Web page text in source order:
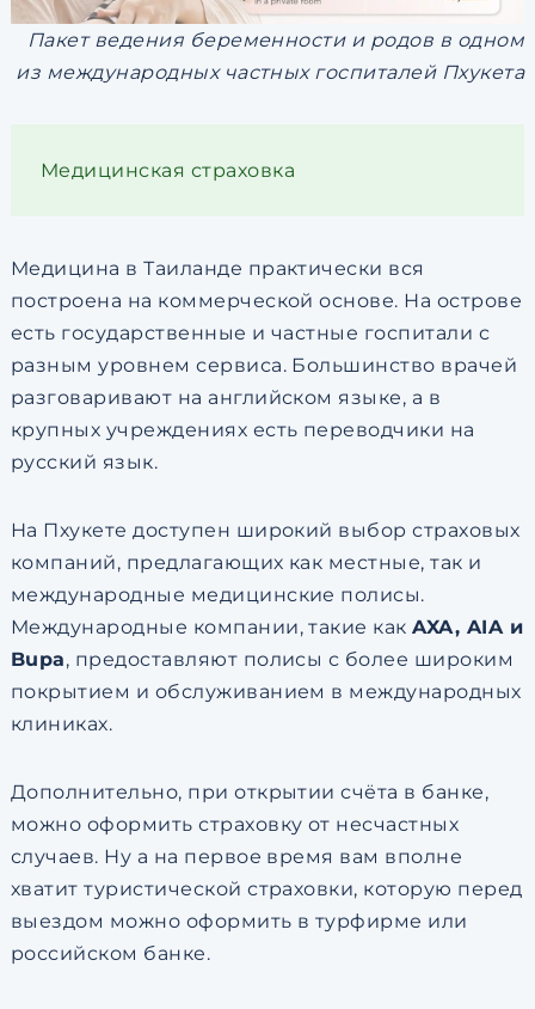
Пакет ведения беременности и родов в одном
из международных частных госпиталей Пхукета
Медицинская страховка
Медицина в Таиланде практически вся
построена на коммерческой основе. На острове
есть государственные и частные госпитали с
разным уровнем сервиса. Большинство врачей
разговаривают на английском языке, а в
крупных учреждениях есть переводчики на
русский язык.
На Пхукете доступен широкий выбор страховых
компаний, предлагающих как местные, так и
международные медицинские полисы.
Международные компании, такие какAXA, AIA и
Bupa, предоставляют полисы с более широким
покрытием и обслуживанием в международных
клиниках.
Дополнительно, при открытии счёта в банке,
можно оформить страховку от несчастных
случаев. Ну а на первое время вам вполне
хватит туристической страховки, которую перед
выездом можно оформить в турфирме или
российском банке.